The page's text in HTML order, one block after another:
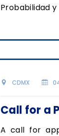
Probabilidad y
CDMX
Call for a
A call for